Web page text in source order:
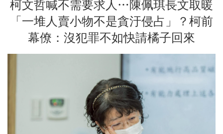
柯文哲喊不需要求人…陳佩琪長文取暖
「一堆人賣小物不是貪汙侵占」？柯前
幕僚：沒犯罪不如快請橘子回來